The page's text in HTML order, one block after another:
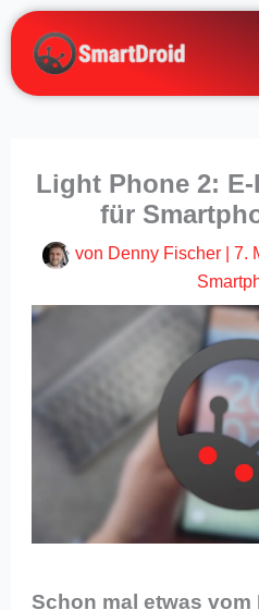
Zum
Inhalt
springen
Light Phone 2:
für
von Denny Fischer 7.
Schon mal etwas vom